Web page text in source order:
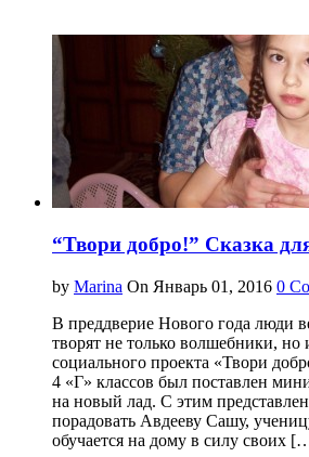
“Твори добро!” Сказка
by Marina On Январь 01, 2016 0
В преддверие Нового года люди
творят не только волшебники,
социального проекта «Твори
4 «Г» классов был поставлен
на новый лад. С этим
порадовать Авдееву Сашу,
обучается на дому в силу своих